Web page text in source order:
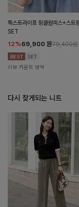
특스트라이프 링클원피스+스트
SET
12%69,900 원79,400원
리뷰 카운트 영역
다시 찾게되는 니트